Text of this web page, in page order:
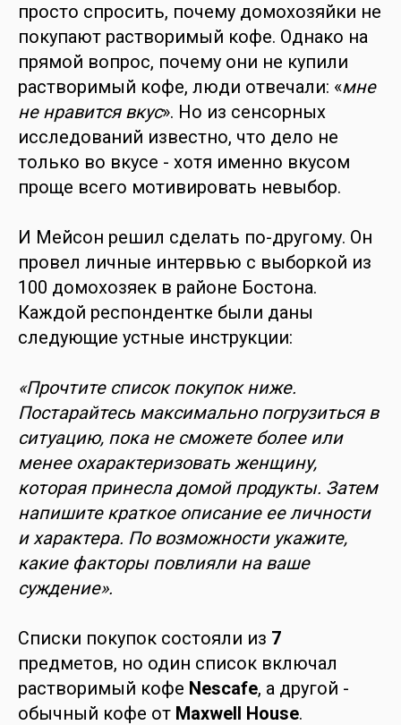
просто спросить, почему домохозяйки не
покупают растворимый кофе. Однако на
прямой вопрос, почему они не купили
растворимый кофе, люди отвечали: «мне
не нравится вкус». Но из сенсорных
исследований известно, что дело не
только во вкусе - хотя именно вкусом
проще всего мотивировать невыбор.
И Мейсон решил сделать по-другому. Он
провел личные интервью с выборкой из
100 домохозяек в районе Бостона.
Каждой респондентке были даны
следующие устные инструкции:
«Прочтите список покупок ниже.
Постарайтесь максимально погрузиться в
ситуацию, пока не сможете более или
менее охарактеризовать женщину,
которая принесла домой продукты. Затем
напишите краткое описание ее личности
и характера. По возможности укажите,
какие факторы повлияли на ваше
суждение».
Списки покупок состояли из 7
предметов, но один список включал
растворимый кофе Nescafe, а другой -
обычный кофе от Maxwell House.